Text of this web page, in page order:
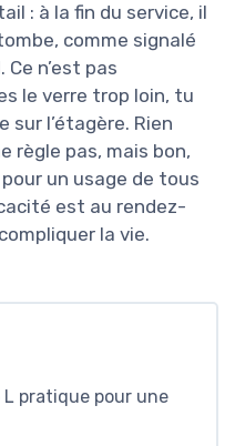
: à la fin du service, il
comme signalé
n’est pas
le verre trop loin, tu
l’étagère. Rien
règle pas, mais bon,
un usage de tous
est au rendez-
la vie.
L pratique pour une